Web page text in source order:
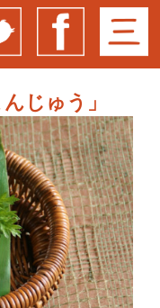
じゅう」